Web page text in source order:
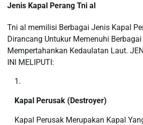
Jenis Kapal Perang Tni al
Tni al memilisi Berbagai Jenis Kapal
Dirancang Untukur Memenuhi
Mempertahankan Kedaulatan Laut.
INI MELIPUTI:
Kapal Perusak (Destroyer)
Kapal Perusak Merupakan Kapal